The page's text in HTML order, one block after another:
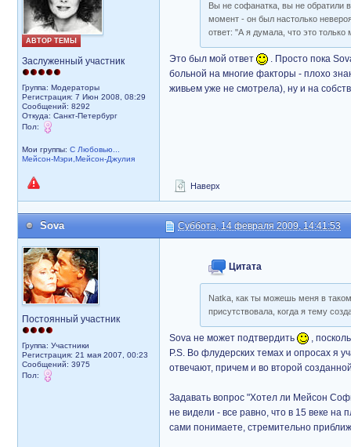
АВТОР ТЕМЫ
Заслуженный участник
Группа: Модераторы
Регистрация: 7 Июн 2008, 08:29
Сообщений: 8292
Откуда: Санкт-Петербург
Пол:
Мои группы: С Любовью...
Мейсон-Мэри,Мейсон-Джулия
Вы не софанатка, вы не обратили
момент - он был настолько
ответ: "А я думала, что это только
Это был мой ответ
. Просто пока
больной на многие факторы - плохо
живьем уже не смотрела), ну и на
Наверх
Sova Суббота, 14 февраля 2009, 14:41:53
Постоянный участник
Группа: Участники
Регистрация: 21 мая 2007, 00:23
Сообщений: 3975
Пол:
Цитата
Natka, как ты можешь меня в
присутствовала, когда я тему
Sova не может подтвердить
,
P.S. Во флудерских темах и опросах я
отвечают, причем и во второй
Задавать вопрос "Хотел ли Мейсон
не видели - все равно, что в 15 веке на
сами понимаете, стремительно